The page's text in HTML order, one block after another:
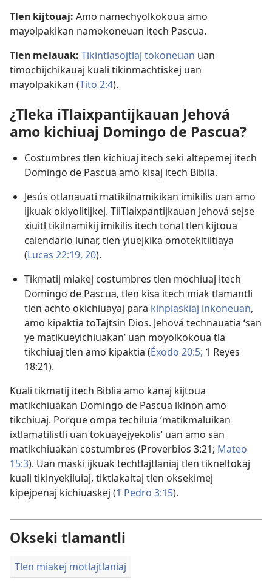
Tlen kijtouaj: Amo namechyolkokoua amo
mayolpakikan namokoneuan itech Pascua.
Tlen melauak: Tikintlasojtlaj tokoneuan uan
timochijchikauaj kuali tikinmachtiskej uan
mayolpakikan (Tito 2:4).
¿Tleka iTlaixpantijkauan Jehová
amo kichiuaj Domingo de Pascua?
Costumbres tlen kichiuaj itech seki altepemej itech
Domingo de Pascua amo kisaj itech Biblia.
Jesús otlanauati matikilnamikikan imikilis uan amo
ijkuak okiyolitijkej. TiiTlaixpantijkauan Jehová sejse
xiuitl tikilnamikij imikilis itech tonal tlen kijtoua
calendario lunar, tlen yiuejkika omotekitiltiaya
(Lucas 22:19, 20).
Tikmatij miakej costumbres tlen mochiuaj itech
Domingo de Pascua, tlen kisa itech miak tlamantli
tlen achto okichiuayaj para kinpiaskiaj inkoneuan,
amo kipaktia toTajtsin Dios. Jehová technauatia ‘san
ye matikueyichiuakan’ uan moyolkokoua tla
tikchiuaj tlen amo kipaktia (Éxodo 20:5; 1 Reyes
18:21).
Kuali tikmatij itech Biblia amo kanaj kijtoua
matikchiuakan Domingo de Pascua ikinon amo
tikchiuaj. Porque ompa techiluia ‘matikmaluikan
ixtlamatilistli uan tokuayejyekolis’ uan amo san
matikchiuakan costumbres (Proverbios 3:21; Mateo
15:3). Uan maski ijkuak techtlajtlaniaj tlen tikneltokaj
kuali tikinyekiluiaj, tiktlakaitaj tlen oksekimej
kipejpenaj kichiuaskej (1 Pedro 3:15).
Okseki tlamantli
Tlen miakej motlajtlaniaj